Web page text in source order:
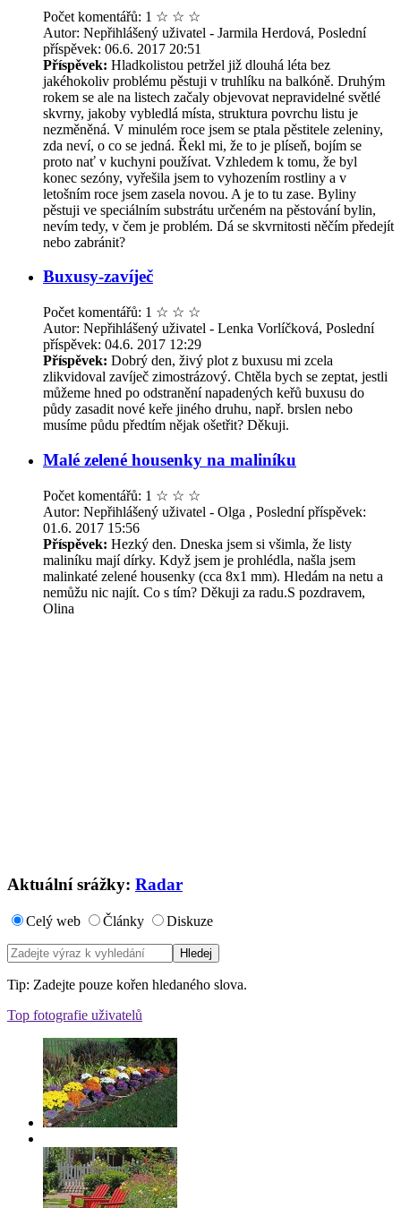
Počet komentářů: 1 ☆ ☆ ☆
Autor: Nepřihlášený uživatel - Jarmila Herdová, Poslední
příspěvek: 06.6. 2017 20:51
Příspěvek: Hladkolistou petržel již dlouhá léta bez
jakéhokoliv problému pěstuji v truhlíku na balkóně. Druhým
rokem se ale na listech začaly objevovat nepravidelné světlé
skvrny, jakoby vybledlá místa, struktura povrchu listu je
nezměněná. V minulém roce jsem se ptala pěstitele zeleniny,
zda neví, o co se jedná. Řekl mi, že to je plíseň, bojím se
proto nať v kuchyni používat. Vzhledem k tomu, že byl
konec sezóny, vyřešila jsem to vyhozením rostliny a v
letošním roce jsem zasela novou. A je to tu zase. Byliny
pěstuji ve speciálním substrátu určeném na pěstování bylin,
nevím tedy, v čem je problém. Dá se skvrnitosti něčím předejít
nebo zabránit?
Buxusy-zavíječ
Počet komentářů: 1 ☆ ☆ ☆
Autor: Nepřihlášený uživatel - Lenka Vorlíčková, Poslední
příspěvek: 04.6. 2017 12:29
Příspěvek: Dobrý den, živý plot z buxusu mi zcela
zlikvidoval zavíječ zimostrázový. Chtěla bych se zeptat, jestli
můžeme hned po odstranění napadených keřů buxusu do
půdy zasadit nové keře jiného druhu, např. brslen nebo
musíme půdu předtím nějak ošetřit? Děkuji.
Malé zelené housenky na maliníku
Počet komentářů: 1 ☆ ☆ ☆
Autor: Nepřihlášený uživatel - Olga , Poslední příspěvek:
01.6. 2017 15:56
Příspěvek: Hezký den. Dneska jsem si všimla, že listy
maliníku mají dírky. Když jsem je prohlédla, našla jsem
malinkaté zelené housenky (cca 8x1 mm). Hledám na netu a
nemůžu nic najít. Co s tím? Děkuji za radu.S pozdravem,
Olina
Aktuální srážky: Radar
Celý web Články Diskuze
Tip: Zadejte pouze kořen hledaného slova.
Top fotografie uživatelů